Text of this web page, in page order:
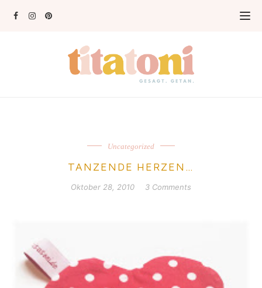
Uncategorized
TANZENDE HERZEN…
Oktober 28, 2010 3 Comments